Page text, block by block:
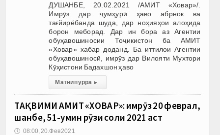
ДУШАНБЕ, 20.02.2021 /АМИТ «Ховар»/.
Имрӯз дар ҷумҳурӣ ҳаво абрнок ва
тағйирёбанда шуда, дар ноҳияҳои алоҳида
борон меборад. Дар ин бора аз Агентии
обуҳавошиносии Тоҷикистон ба АМИТ
«Ховар» хабар доданд. Ба иттилои Агентии
обуҳавошиносӣ, имрӯз дар Вилояти Мухтори
Кӯҳистони Бадахшон ҳаво
Матни пурра ▸
ТАҚВИМИ АМИТ «ХОВАР»: имрӯз 20 феврал,
шанбе, 51-умин рӯзи соли 2021 аст
🕔 08:00, 20.Фев 2021